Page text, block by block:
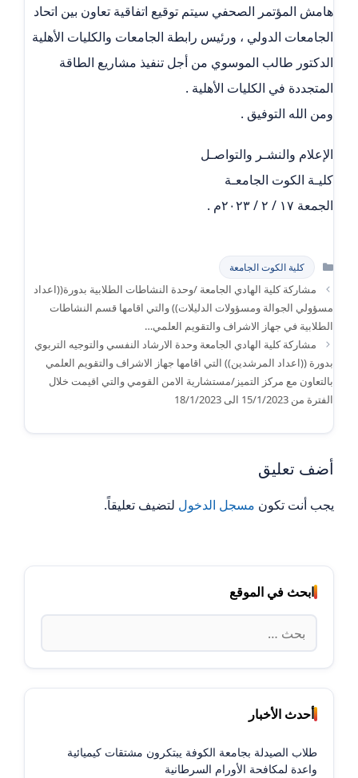
هامش المؤتمر الصحفي سيتم توقيع اتفاقية تعاون بين اتحاد
الجامعات الدولي ، ورئيس رابطة الجامعات والكليات الأهلية
الدكتور طالب الموسوي من أجل تنفيذ مشاريع الطاقة
المتجددة في الكليات الأهلية .
ومن الله التوفيق .
الإعلام والنشـر والتواصـل
كليـة الكوت الجامعـة
الجمعة ١٧ / ٢ / ٢٠٢٣م .
التصنيفات
كلية الكوت الجامعة
مشاركة كلية الهادي الجامعة /وحدة النشاطات الطلابية بدورة((اعداد
مسؤولي الجوالة ومسؤولات الدليلات)) والتي اقامها قسم النشاطات
الطلابية في جهاز الاشراف والتقويم العلمي…
مشاركة كلية الهادي الجامعة وحدة الارشاد النفسي والتوجيه التربوي
بدورة ((اعداد المرشدين)) التي اقامها جهاز الاشراف والتقويم العلمي
بالتعاون مع مركز التميز/مستشارية الامن القومي والتي اقيمت خلال
الفترة من 15/1/2023 الى 18/1/2023
أضف تعليق
يجب أنت تكون مسجل الدخول لتضيف تعليقاً.
ابحث في الموقع
البحث
عن:
أحدث الأخبار
طلاب الصيدلة بجامعة الكوفة يبتكرون مشتقات كيميائية
واعدة لمكافحة الأورام السرطانية